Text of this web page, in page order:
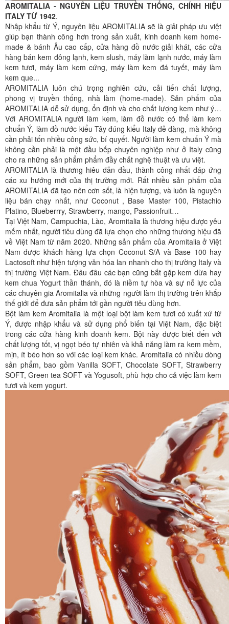
AROMITALIA - NGUYÊN LIỆU TRUYỀN THỐNG, CHÍNH HIỆU
ITALY TỪ 1942.
Nhập khẩu từ Ý, nguyên liệu AROMITALIA sẽ là giải pháp ưu việt
giúp bạn thành công hơn trong sản xuất, kinh doanh kem home-
made & bánh Âu cao cấp, cửa hàng đồ nước giải khát, các cửa
hàng bán kem đông lạnh, kem slush, máy làm lạnh nước, máy làm
kem tươi, máy làm kem cứng, máy làm kem đá tuyết, máy làm
kem que...
AROMITALIA luôn chú trọng nghiên cứu, cải tiến chất lượng,
phong vị truyền thống, nhà làm (home-made). Sản phẩm của
AROMITALIA dễ sử dụng, ổn định và cho chất lượng kem như ý…
Với AROMITALIA người làm kem, làm đồ nước có thể làm kem
chuẩn Ý, làm đồ nước kiểu Tây đúng kiểu Italy dễ dàng, mà không
cần phải tốn nhiều công sức, bí quyết. Người làm kem chuẩn Ý mà
không cần phải là một đầu bếp chuyên nghiệp như ở Italy cũng
cho ra những sản phẩm phẩm đầy chất nghệ thuật và ưu việt.
AROMITALIA là thương hiêu dẫn đầu, thành công nhất đáp ứng
các xu hướng mới của thị trường mới. Rất nhiều sản phẩm của
AROMITALIA đã tạo nên cơn sốt, là hiện tượng, và luôn là nguyên
liệu bán chạy nhất, như Coconut , Base Master 100, Pistachio
Platino, Blueberrry, Strawberry, mango, Passionfruit…
Tại Việt Nam, Campuchia, Lào, Aromitalia là thương hiệu được yêu
mếm nhất, người tiêu dùng đã lựa chọn cho những thương hiệu đã
về Việt Nam từ năm 2020. Những sản phẩm của Aromitalia ở Việt
Nam được khách hàng lựa chọn Coconut S/A và Base 100 hay
Lactosoft như hiện tượng văn hóa lan nhanh cho thị trường Italy và
thị trường Việt Nam. Đâu đâu các bạn cũng bắt gặp kem dừa hay
kem chua Yogurt thần thánh, đó là niềm tự hòa và sự nỗ lực của
các chuyên gia Aromitalia và những người làm thị trường trên khắp
thế giới để đưa sản phẩm tới gần người tiêu dùng hơn.
Bột làm kem Aromitalia là một loại bột làm kem tươi có xuất xứ từ
Ý, được nhập khẩu và sử dụng phổ biến tại Việt Nam, đặc biệt
trong các cửa hàng kinh doanh kem. Bột này được biết đến với
chất lượng tốt, vị ngọt béo tự nhiên và khả năng làm ra kem mềm,
mịn, ít béo hơn so với các loại kem khác. Aromitalia có nhiều dòng
sản phẩm, bao gồm Vanilla SOFT, Chocolate SOFT, Strawberry
SOFT, Green tea SOFT và Yogusoft, phù hợp cho cả việc làm kem
tươi và kem yogurt.